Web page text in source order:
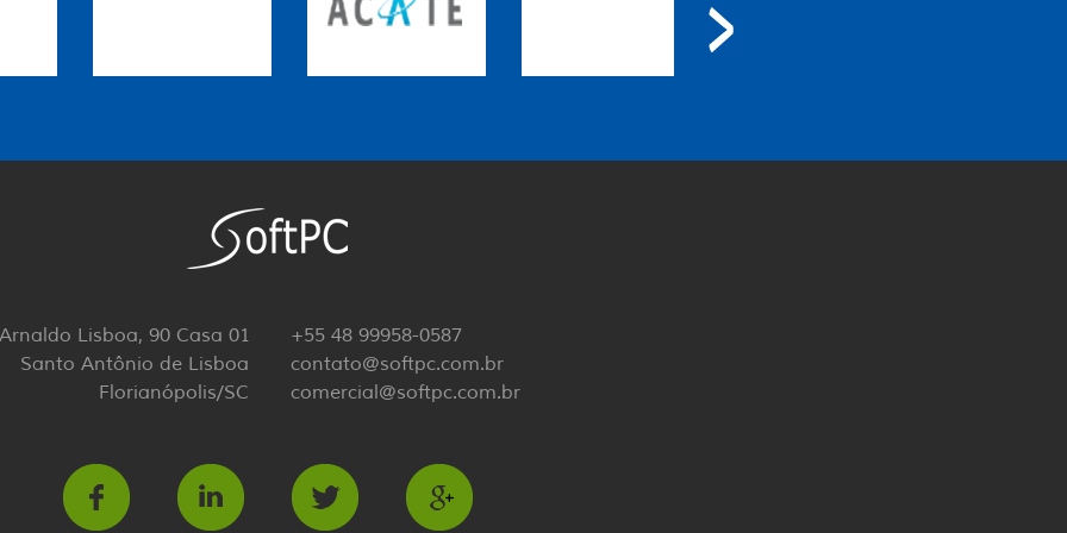
Lisboa, 90 Casa 01
Santo Antônio de Lisboa
Florianópolis/SC
+55 48 99958-0587
contato@softpc.com.br
comercial@softpc.com.br